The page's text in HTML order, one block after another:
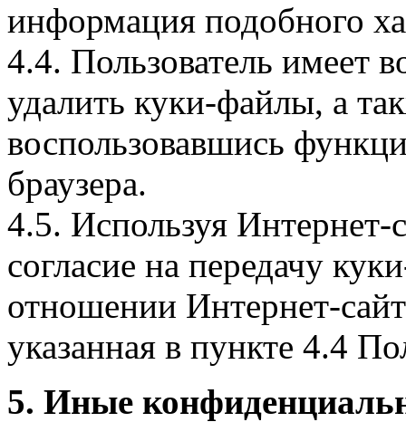
информация подобного
4.4. Пользователь имеет
удалить куки-файлы, а
воспользовавшись
браузера.
4.5. Используя Интернет-
согласие на передачу
отношении Интернет-
указанная в пункте 4.4
5. Иные